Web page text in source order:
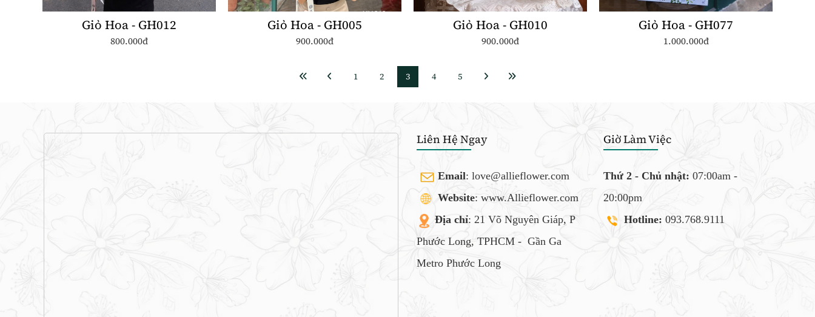
Giỏ Hoa - GH012
800.000đ
Giỏ Hoa - GH005
900.000đ
Giỏ Hoa - GH010
900.000đ
Giỏ Hoa - GH077
1.000.000đ
1 2 3 4 5
Liên Hệ Ngay
Email: love@allieflower.com
Website: www.Allieflower.com
Địa chỉ: 21 Võ Nguyên Giáp, P
Phước Long, TPHCM - Gần Ga
Metro Phước Long
Giờ Làm Việc
Thứ 2 - Chủ nhật: 07:00am -
20:00pm
Hotline: 093.768.9111